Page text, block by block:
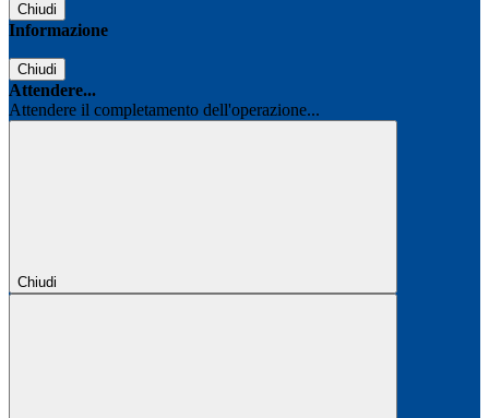
Chiudi
Informazione
Chiudi
Attendere...
Attendere il completamento dell'operazione...
Chiudi